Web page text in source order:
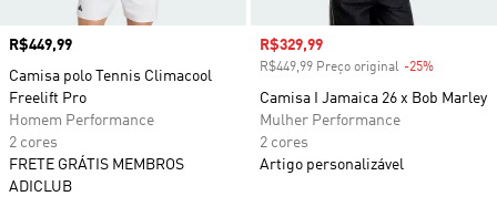
Preço
R$449,99
Camisa polo Tennis Climacool
Freelift Pro
Homem Performance
2 cores
FRETE GRÁTIS MEMBROS
ADICLUB
Preço com desconto
R$329,99
R$449,99 Preço original -25%
Camisa I Jamaica 26 x Bob Marley
Mulher Performance
2 cores
Artigo personalizável